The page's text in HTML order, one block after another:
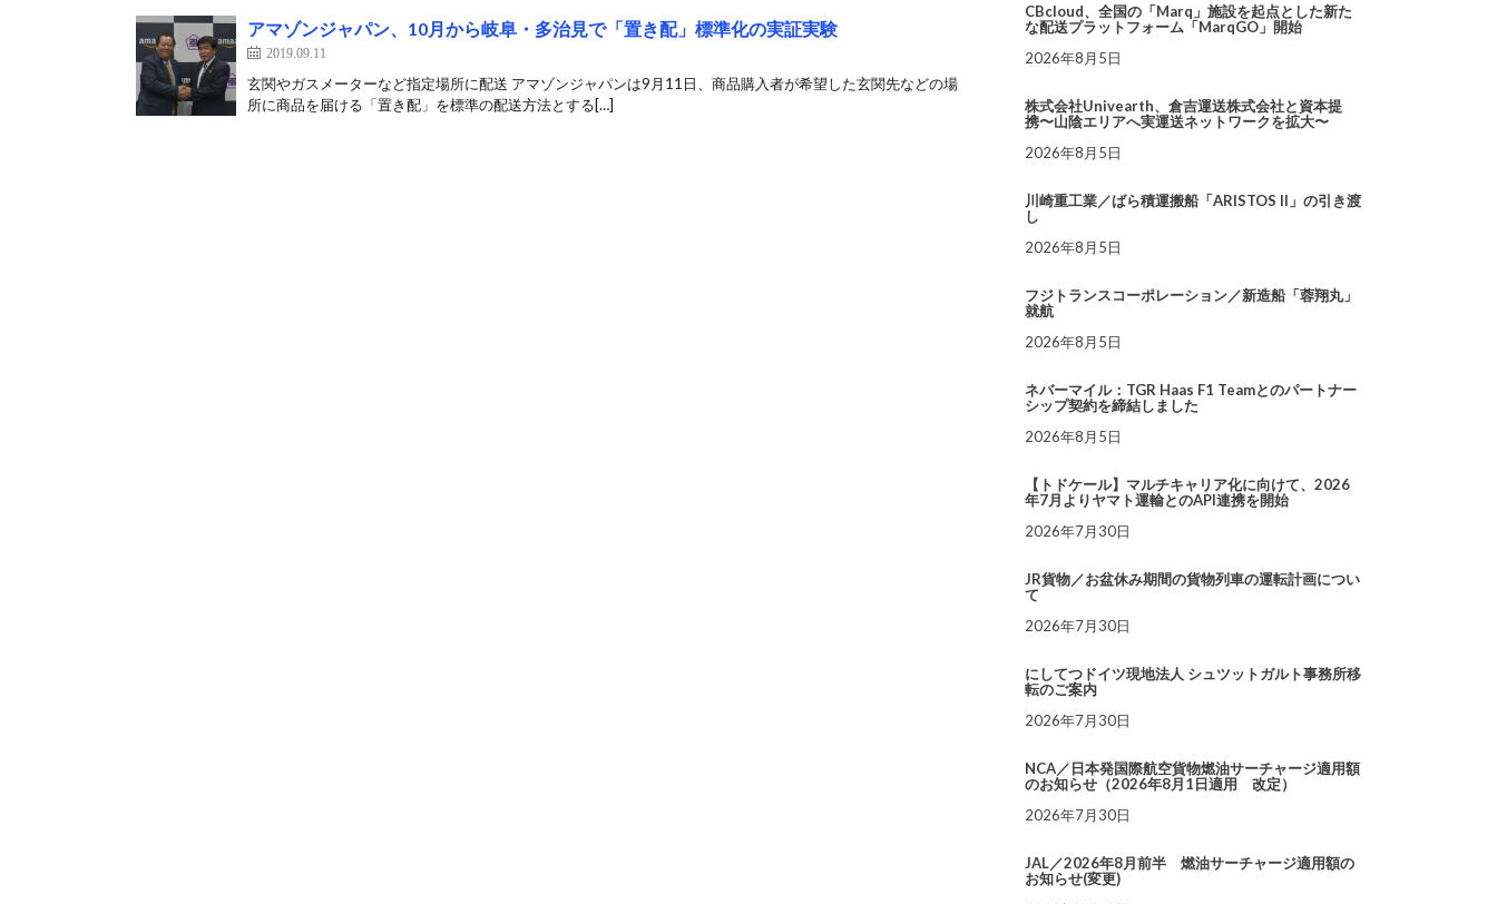
アマゾンジャパン、10月から岐阜・多治見で「置き配」標準化の実証実験
2019.09.11
玄関やガスメーターなど指定場所に配送 アマゾンジャパンは9月11日、商品購入者が希望した玄関先などの場
所に商品を届ける「置き配」を標準の配送方法とする[…]
CBcloud、全国の「Marq」施設を起点とした新た
な配送プラットフォーム「MarqGO」開始
2026年8月5日
株式会社Univearth、倉吉運送株式会社と資本提
携〜山陰エリアへ実運送ネットワークを拡大〜
2026年8月5日
川崎重工業／ばら積運搬船「ARISTOS II」の引き渡
し
2026年8月5日
フジトランスコーポレーション／新造船「蓉翔丸」
就航
2026年8月5日
ネバーマイル：TGR Haas F1 Teamとのパートナー
シップ契約を締結しました
2026年8月5日
【トドケール】マルチキャリア化に向けて、2026
年7月よりヤマト運輸とのAPI連携を開始
2026年7月30日
JR貨物／お盆休み期間の貨物列車の運転計画につい
て
2026年7月30日
にしてつドイツ現地法人 シュツットガルト事務所移
転のご案内
2026年7月30日
NCA／日本発国際航空貨物燃油サーチャージ適用額
のお知らせ（2026年8月1日適用 改定）
2026年7月30日
JAL／2026年8月前半 燃油サーチャージ適用額の
お知らせ(変更)